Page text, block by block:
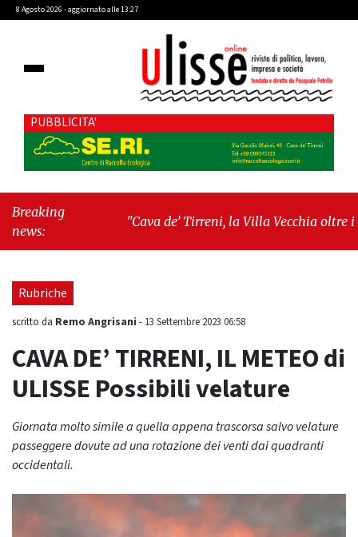
8 Agosto 2026 - aggiornato alle 13:27
PUBBLICITA'
Breaking
news:
"Cava de’ Tirreni, la Villa Vecchia oltre i
Rubriche
scritto da Remo Angrisani - 13 Settembre 2023 06:58
CAVA DE’ TIRRENI, IL METEO di
ULISSE Possibili velature
Giornata molto simile a quella appena trascorsa salvo velature
passeggere dovute ad una rotazione dei venti dai quadranti
occidentali.